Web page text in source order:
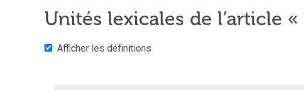
Unités lexicales de l’article «
Afficher les définitions